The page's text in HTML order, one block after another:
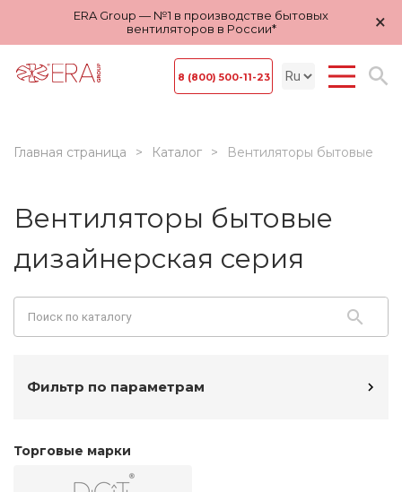
ERA Group — №1 в производстве бытовых
вентиляторов в России*
×
8 (800) 500-11-23
Главная страница Каталог Вентиляторы бытовые
Вентиляторы бытовые
дизайнерская серия
Фильтр по параметрам
Торговые марки